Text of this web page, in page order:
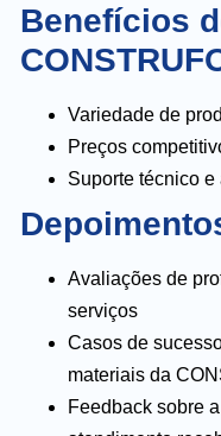
Benefícios
Variedade de
Preços
Suporte técnico
Avaliações de
serviços
Casos de
materiais da
Feedback sobre